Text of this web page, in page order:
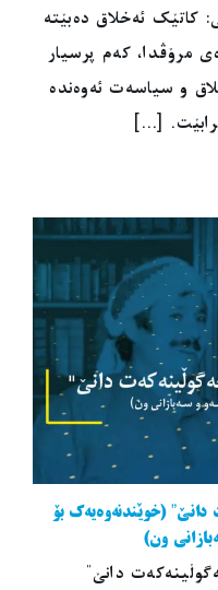
کاتێک ئەخلاق دەبێتە
مرۆڤدا، کەم پرسیار
و سیاسەت ئەوەندە
[...]
(خوێندنەوەیەک بۆ
ون)
دانێ"